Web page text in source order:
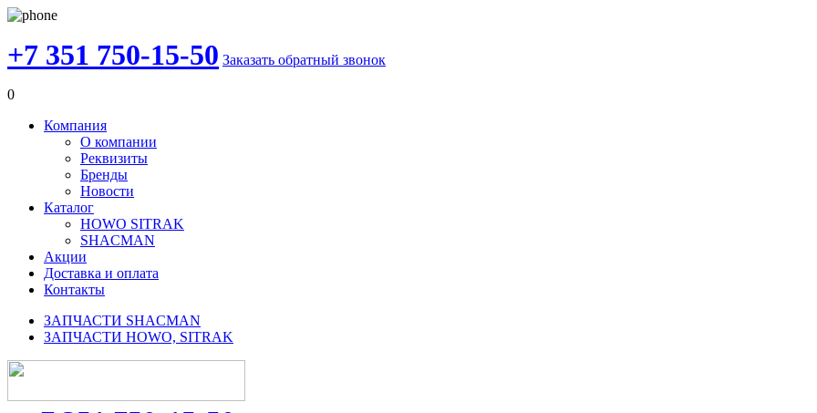
+7 351 750-15-50 Заказать обратный звонок
0
Компания
О компании
Реквизиты
Бренды
Новости
Каталог
HOWO SITRAK
SHACMAN
Акции
Доставка и оплата
Контакты
ЗАПЧАСТИ SHACMAN
ЗАПЧАСТИ HOWO, SITRAK